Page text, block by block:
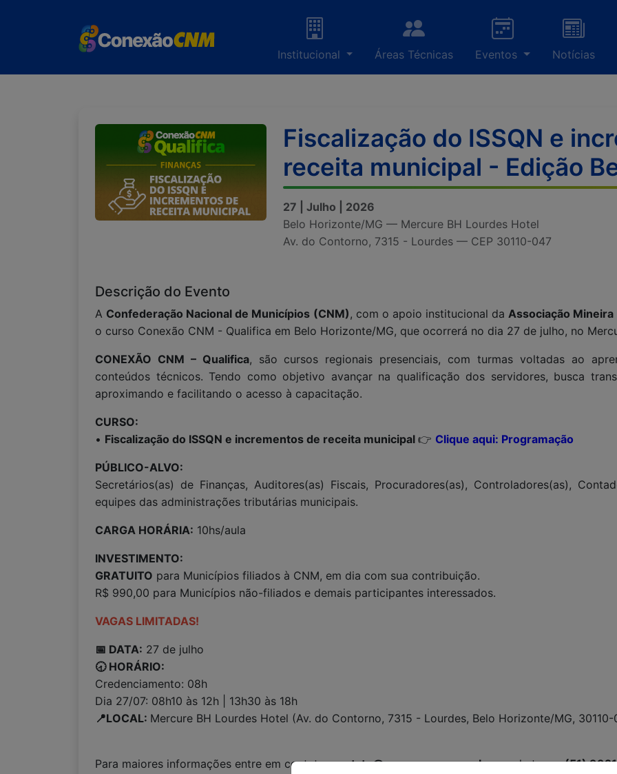
Institucional Áreas Técnicas Eventos Notícias
Fiscalização do ISSQN e
receita municipal - Edição
27 | Julho | 2026
Belo Horizonte/MG — Mercure BH Lourdes Hotel
Av. do Contorno, 7315 - Lourdes — CEP 30110-047
Descrição do Evento
A Confederação Nacional de Municípios (CNM), com o apoio institucional daAssociação
o curso Conexão CNM - Qualifica em Belo Horizonte/MG, que ocorrerá no dia 27 de julho, no
CONEXÃO CNM – Qualifica, são cursos regionais presenciais, com turmas voltadas ao
conteúdos técnicos. Tendo como objetivo avançar na qualificação dos servidores, busca
aproximando e facilitando o acesso à capacitação.
CURSO:
• Fiscalização do ISSQN e incrementos de receita municipal 👉 Clique aqui: Programação
PÚBLICO-ALVO:
Secretários(as) de Finanças, Auditores(as) Fiscais, Procuradores(as), Controladores(as),
equipes das administrações tributárias municipais.
CARGA HORÁRIA: 10hs/aula
INVESTIMENTO:
GRATUITO para Municípios filiados à CNM, em dia com sua contribuição.
R$ 990,00 para Municípios não-filiados e demais participantes interessados.
VAGAS LIMITADAS!
📅 DATA: 27 de julho
🕣 HORÁRIO:
Credenciamento: 08h
Dia 27/07: 08h10 às 12h | 13h30 às 18h
📍LOCAL: Mercure BH Lourdes Hotel (Av. do Contorno, 7315 - Lourdes, Belo Horizonte/MG, 30110-
Para maiores informações entre em contato:contato@conexaocnm.org.brou whatsapp(51)